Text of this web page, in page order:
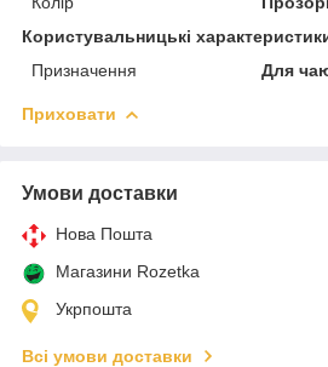
Користувальницькі
Призначення
Для
Приховати
Умови доставки
Нова Пошта
Магазини Rozetka
Укрпошта
Всі умови доставки